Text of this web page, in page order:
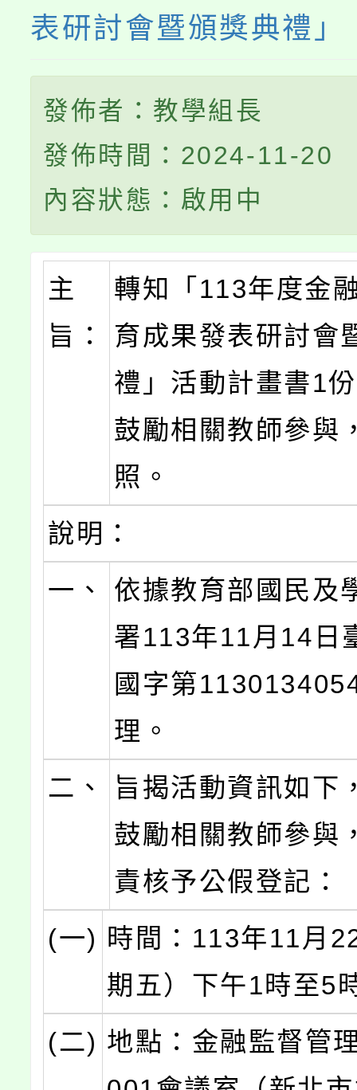
表研討會暨頒獎典禮」
發佈者：教學組長
發佈時間：2024-11-20
內容狀態：啟用中
主
旨：
轉知「113年度金
育成果發表研討會
禮」活動計畫書1
鼓勵相關教師參與
照。
說明：
一、
依據教育部國民及
署113年11月14日
國字第
理。
二、
旨揭活動資訊如下
鼓勵相關教師參與
責核予公假登記：
(一) 時間：113年11月
期五）下午1時至5
(二) 地點：金融監督管